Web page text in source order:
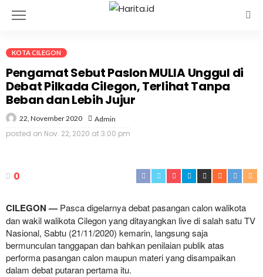
KOTA CILEGON
Pengamat Sebut Paslon MULIA Unggul di
Debat Pilkada Cilegon, Terlihat Tanpa
Beban dan Lebih Jujur
22, November 2020 Admin
posted on Nov. 22, 2020 at 3:00 pm
0
CILEGON — Pasca digelarnya debat pasangan calon walikota
dan wakil walikota Cilegon yang ditayangkan live di salah satu TV
Nasional, Sabtu (21/11/2020) kemarin, langsung saja
bermunculan tanggapan dan bahkan penilaian publik atas
performa pasangan calon maupun materi yang disampaikan
dalam debat putaran pertama itu.